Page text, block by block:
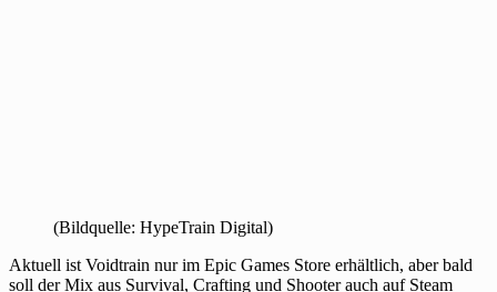
(Bildquelle: HypeTrain Digital)
Aktuell ist Voidtrain nur im Epic Games Store erhältlich, aber bald
soll der Mix aus Survival, Crafting und Shooter auch auf Steam